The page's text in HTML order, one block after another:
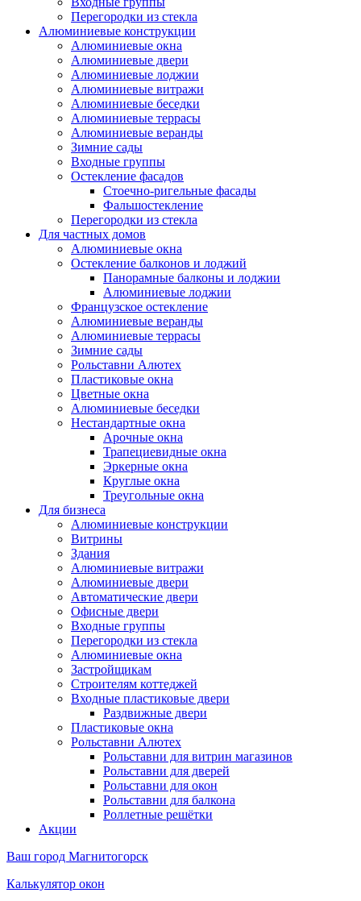
Перегородки из стекла
Алюминиевые конструкции
Алюминиевые окна
Алюминиевые двери
Алюминиевые лоджии
Алюминиевые витражи
Алюминиевые беседки
Алюминиевые террасы
Алюминиевые веранды
Зимние сады
Входные группы
Остекление фасадов
Стоечно-ригельные фасады
Фальшостекление
Перегородки из стекла
Для частных домов
Алюминиевые окна
Остекление балконов и лоджий
Панорамные балконы и лоджии
Алюминиевые лоджии
Французское остекление
Алюминиевые веранды
Алюминиевые террасы
Зимние сады
Рольставни Алютех
Пластиковые окна
Цветные окна
Алюминиевые беседки
Нестандартные окна
Арочные окна
Трапециевидные окна
Эркерные окна
Круглые окна
Треугольные окна
Для бизнеса
Алюминиевые конструкции
Витрины
Здания
Алюминиевые витражи
Алюминиевые двери
Автоматические двери
Офисные двери
Входные группы
Перегородки из стекла
Алюминиевые окна
Застройщикам
Строителям коттеджей
Входные пластиковые двери
Раздвижные двери
Пластиковые окна
Рольставни Алютех
Рольставни для витрин магазинов
Рольставни для дверей
Рольставни для окон
Рольставни для балкона
Роллетные решётки
Акции
Ваш город Магнитогорск
Калькулятор окон